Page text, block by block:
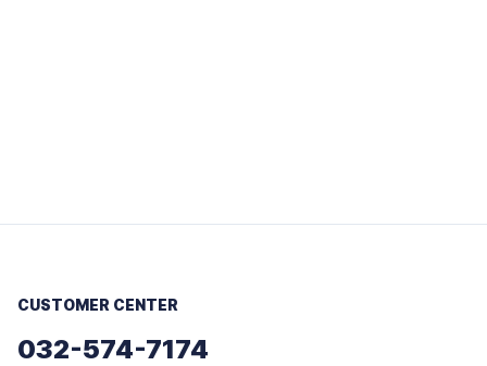
CUSTOMER CENTER
032-574-7174